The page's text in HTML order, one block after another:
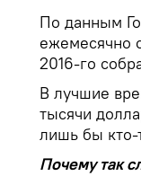
По данным
ежемесячно
2016-го
В лучшие
тысячи
лишь бы кто-
Почему так